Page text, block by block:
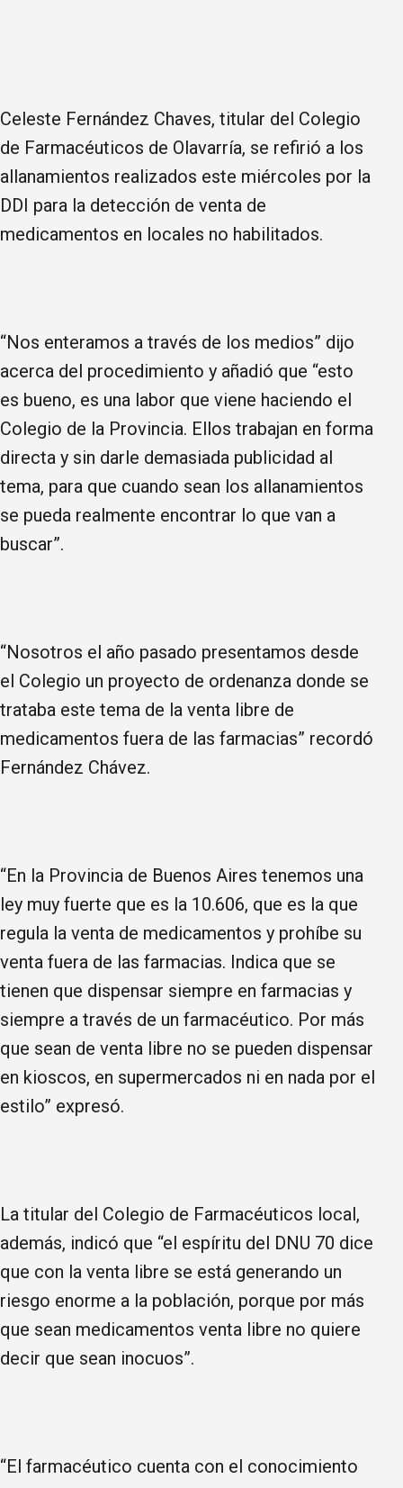
Celeste Fernández Chaves, titular del Colegio
de Farmacéuticos de Olavarría, se refirió a los
allanamientos realizados este miércoles por la
DDI para la detección de venta de
medicamentos en locales no habilitados.
“Nos enteramos a través de los medios” dijo
acerca del procedimiento y añadió que “esto
es bueno, es una labor que viene haciendo el
Colegio de la Provincia. Ellos trabajan en forma
directa y sin darle demasiada publicidad al
tema, para que cuando sean los allanamientos
se pueda realmente encontrar lo que van a
buscar”.
“Nosotros el año pasado presentamos desde
el Colegio un proyecto de ordenanza donde se
trataba este tema de la venta libre de
medicamentos fuera de las farmacias” recordó
Fernández Chávez.
“En la Provincia de Buenos Aires tenemos una
ley muy fuerte que es la 10.606, que es la que
regula la venta de medicamentos y prohíbe su
venta fuera de las farmacias. Indica que se
tienen que dispensar siempre en farmacias y
siempre a través de un farmacéutico. Por más
que sean de venta libre no se pueden dispensar
en kioscos, en supermercados ni en nada por el
estilo” expresó.
La titular del Colegio de Farmacéuticos local,
además, indicó que “el espíritu del DNU 70 dice
que con la venta libre se está generando un
riesgo enorme a la población, porque por más
que sean medicamentos venta libre no quiere
decir que sean inocuos”.
“El farmacéutico cuenta con el conocimiento